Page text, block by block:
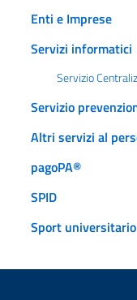
Enti e Imprese
Servizi informatici
Servizio
Servizio
Altri servizi al
pagoPA®
SPID
Sport universitario